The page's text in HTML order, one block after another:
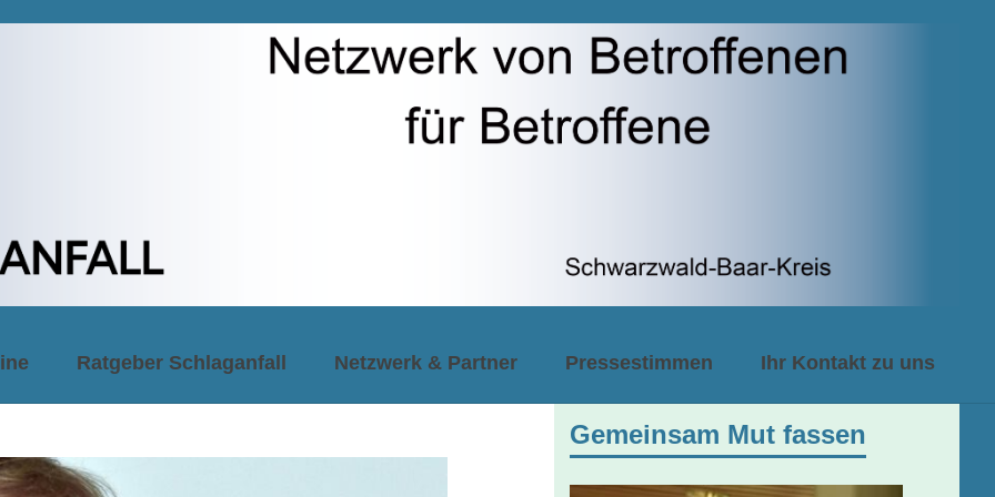
Ratgeber Schlaganfall Netzwerk & Partner Pressestimmen Ihr Kontakt zu uns
Gemeinsam Mut fassen